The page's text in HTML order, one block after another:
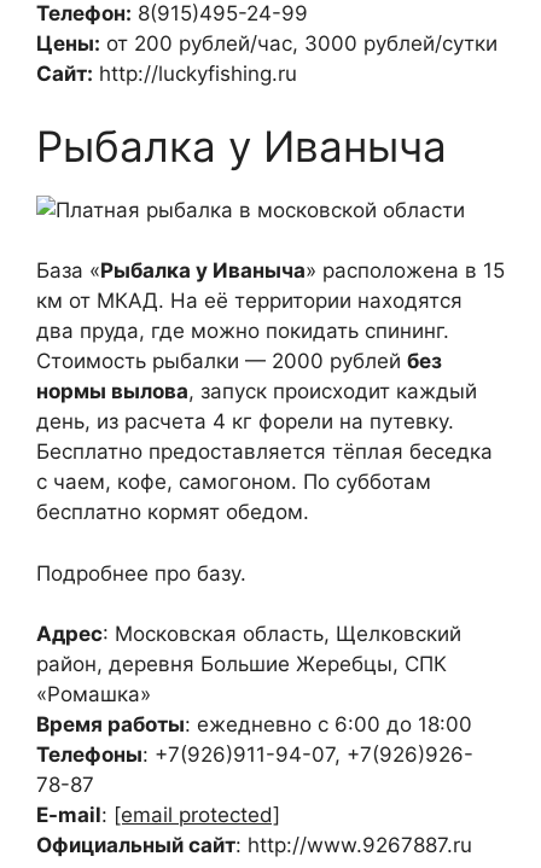
Телефон: 8(915)495-24-99
Цены: от 200 рублей/час, 3000 рублей/сутки
Сайт: http://luckyfishing.ru
Рыбалка у Иваныча
База «Рыбалка у Иваныча» расположена в 15
км от МКАД. На её территории находятся
два пруда, где можно покидать спининг.
Стоимость рыбалки — 2000 рублей без
нормы вылова, запуск происходит каждый
день, из расчета 4 кг форели на путевку.
Бесплатно предоставляется тёплая беседка
с чаем, кофе, самогоном. По субботам
бесплатно кормят обедом.
Подробнее про базу.
Адрес: Московская область, Щелковский
район, деревня Большие Жеребцы, СПК
«Ромашка»
Время работы: ежедневно с 6:00 до 18:00
Телефоны: +7(926)911-94-07, +7(926)926-
78-87
E-mail: [email protected]
Официальный сайт: http://www.9267887.ru